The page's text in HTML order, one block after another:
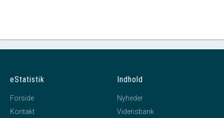
eStatistik
Forside
Kontakt
Indhold
Nyheder
Vidensbank